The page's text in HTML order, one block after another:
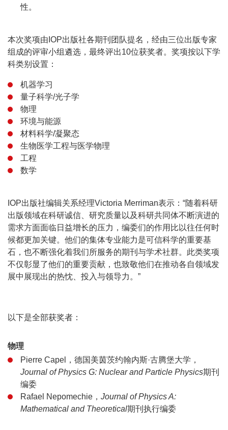
性。
本次奖项由IOP出版社各期刊团队提名，经由三位出版专家
组成的评审小组遴选，最终评出10位获奖者。奖项按以下学
科类别设置：
机器学习
量子科学/光子学
物理
环境与能源
材料科学/凝聚态
生物医学工程与医学物理
工程
数学
IOP出版社编辑关系经理Victoria Merriman表示：“随着科研
出版领域在科研诚信、研究质量以及科研共同体不断演进的
需求方面面临日益增长的压力，编委们的作用比以往任何时
候都更加关键。他们的集体专业能力是可信科学的重要基
石，也不断强化着我们所服务的期刊与学术社群。此类奖项
不仅彰显了他们的重要贡献，也致敬他们在推动各自领域发
展中展现出的热忱、投入与领导力。”
以下是全部获奖者：
物理
Pierre Capel，德国美茵茨约翰内斯·古腾堡大学，
Journal of Physics G: Nuclear and Particle Physics期刊
编委
Rafael Nepomechie， Journal of Physics A:
Mathematical and Theoretical期刊执行编委